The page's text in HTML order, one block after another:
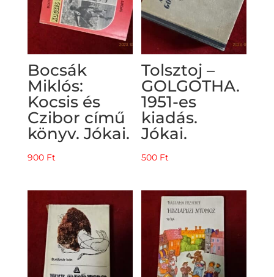
Bocsák
Miklós:
Kocsis és
Czibor című
könyv. Jókai.
900 Ft
Tolsztoj –
GOLGOTHA.
1951-es
kiadás.
Jókai.
500 Ft